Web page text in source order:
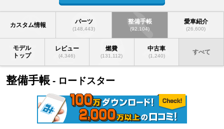
カスタム情報 パーツ
(148,443)
整備手帳
(92,104)
愛車紹介
(26,600)
モデル
トップ
レビュー
(4,346)
燃費
(131,112)
中古車
(1,240)
すべて
整備手帳 - ロードスター